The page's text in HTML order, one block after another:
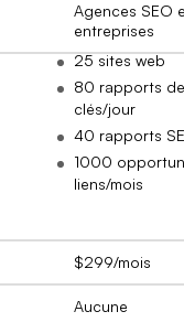
Agences SEO
entreprises
25 sites web
80 rapports
clés/jour
40 rapports
1000
liens/mois
$299/mois
Aucune